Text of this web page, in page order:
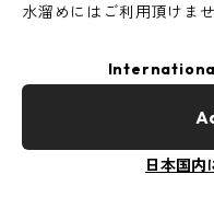
水溜めにはご利用頂けませ
日本国内